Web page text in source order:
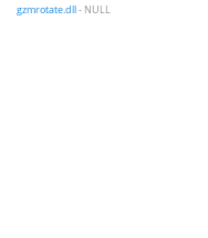
gzmrotate.dll- NULL